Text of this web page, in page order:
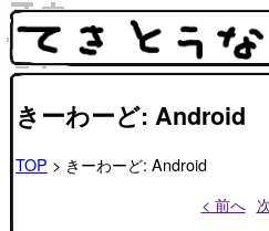
きーわーど: Android
TOP > きーわーど: Android
< 前へ